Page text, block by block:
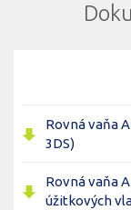
Rovná vaňa
3DS)
Rovná vaňa
úžitkových